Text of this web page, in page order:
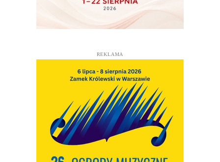
REKLAMA